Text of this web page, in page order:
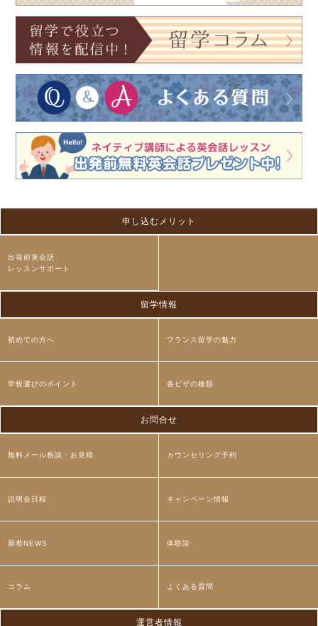
申し込むメリット
出発前英会話
レッスンサポート
留学情報
初めての方へ フランス留学の魅力
学校選びのポイント 各ビザの種類
お問合せ
無料メール相談・お見積 カウンセリング予約
説明会日程 キャンペーン情報
新着NEWS 体験談
コラム よくある質問
運営者情報